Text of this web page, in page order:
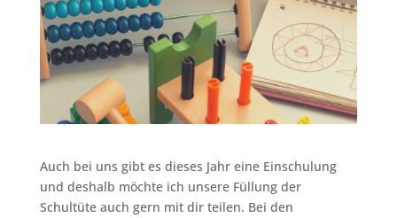
Auch bei uns gibt es dieses Jahr eine Einschulung
und deshalb möchte ich unsere Füllung der
Schultüte auch gern mit dir teilen. Bei den